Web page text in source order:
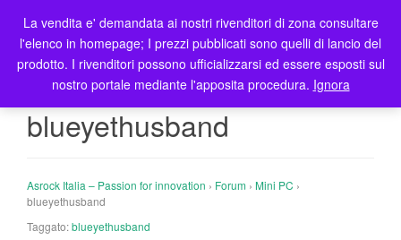
T
o
g
l
blueyethusband
Asrock Italia – Passion for innovation › Forum › Mini PC ›
blueyethusband
Taggato:blueyethusband
La vendita e' demandata ai nostri rivenditori di zona consultare
l'elenco in homepage; I prezzi pubblicati sono quelli di lancio del
prodotto. I rivenditori possono ufficializzarsi ed essere esposti sul
nostro portale mediante l'apposita procedura. Ignora